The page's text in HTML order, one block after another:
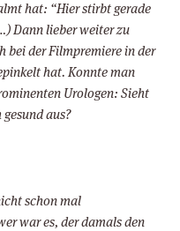
hat: “Hier stirbt gerade
Dann lieber weiter zu
bei der Filmpremiere in der
hat. Konnte man
Urologen: Sieht
aus?
schon mal
war es, der damals den